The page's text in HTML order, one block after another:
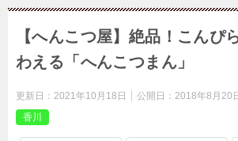
【へんこつ屋】絶品！こんぴ
わえる「へんこつまん」
更新日： 2021年10月18日 公開日： 2018年8月20
香川